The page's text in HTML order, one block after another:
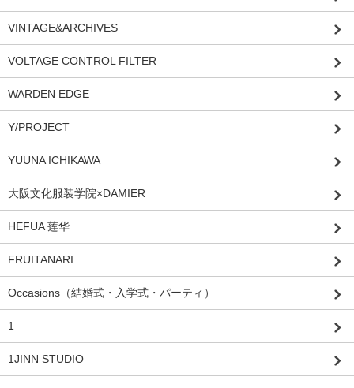
VINTAGE&ARCHIVES
VOLTAGE CONTROL FILTER
WARDEN EDGE
Y/PROJECT
YUUNA ICHIKAWA
大阪文化服装学院×DAMIER
HEFUA 莲华
FRUITANARI
Occasions（結婚式・入学式・パーティ）
1
1JINN STUDIO